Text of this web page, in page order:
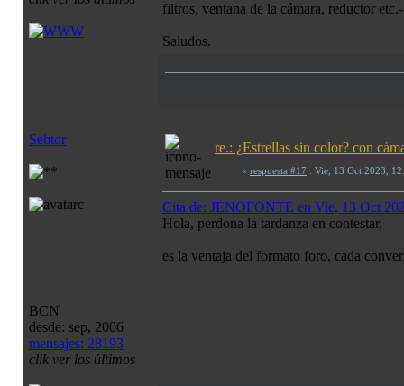
filtros, ventana de la cámara, reductor
Saludos.
Sebtor
BCN
desde: sep, 2006
mensajes: 28193
clik ver los últimos
re.: ¿Estrellas sin color? con
« respuesta #17 : Vie, 13 Oct 2023,
Cita de: JENOFONTE en Vie, 13 Oct
Hola, perdona la tardanza en contestar,
es la ventaja del formato foro, cada